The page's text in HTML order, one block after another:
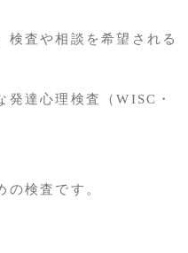
検査や相談を希望される
達心理検査（WISC・
検査です。